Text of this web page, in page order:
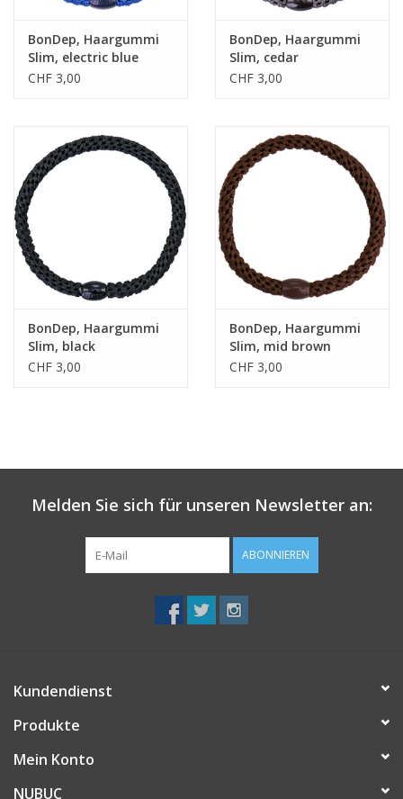
BonDep, Haargummi
Slim, electric blue
CHF 3,00
BonDep, Haargummi
Slim, cedar
CHF 3,00
BonDep, Haargummi
Slim, black
CHF 3,00
BonDep, Haargummi
Slim, mid brown
CHF 3,00
Melden Sie sich für unseren Newsletter an:
ABONNIEREN
Kundendienst
Produkte
Mein Konto
NUBUC